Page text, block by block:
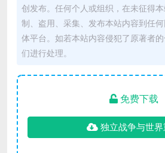
创发布。任何个人或组织，在未征得
制、盗用、采集、发布本站内容到任
体平台。如若本站内容侵犯了原著者
们进行处理。
免费下载
独立战争与世界